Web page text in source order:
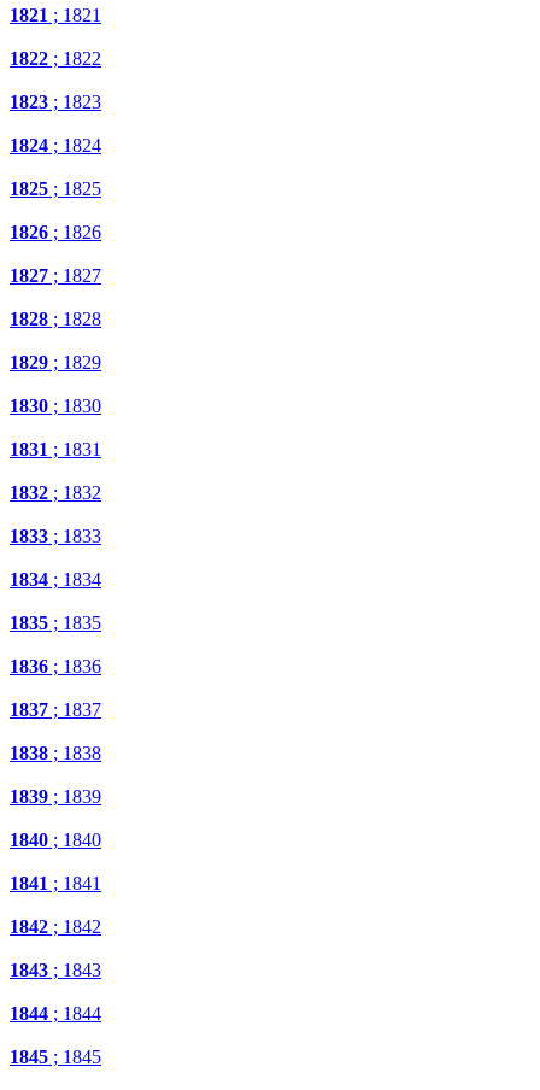
1821 ; 1821
1822 ; 1822
1823 ; 1823
1824 ; 1824
1825 ; 1825
1826 ; 1826
1827 ; 1827
1828 ; 1828
1829 ; 1829
1830 ; 1830
1831 ; 1831
1832 ; 1832
1833 ; 1833
1834 ; 1834
1835 ; 1835
1836 ; 1836
1837 ; 1837
1838 ; 1838
1839 ; 1839
1840 ; 1840
1841 ; 1841
1842 ; 1842
1843 ; 1843
1844 ; 1844
1845 ; 1845